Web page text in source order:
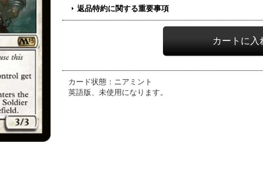
返品特約に関する重要事項
カード状態：ニアミント
英語版、未使用になります。